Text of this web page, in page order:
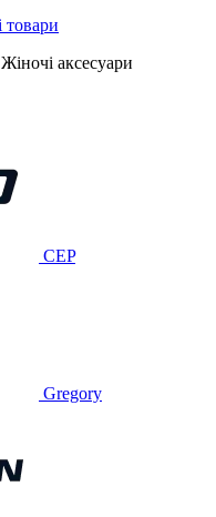
Жіночі аксесуари
CEP
Gregory